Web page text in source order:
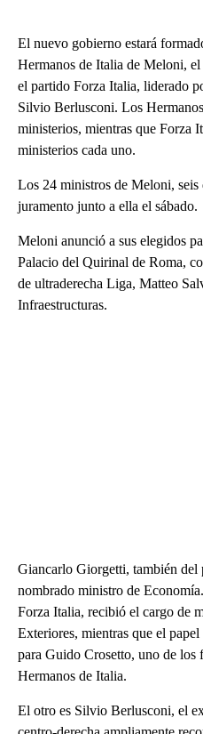
El nuevo gobierno estará
Hermanos de Italia de Meloni,
el partido Forza Italia, liderado
Silvio Berlusconi. Los
ministerios, mientras que Forza
ministerios cada uno.
Los 24 ministros de Meloni, seis
juramento junto a ella el sábado.
Meloni anunció a sus elegidos
Palacio del Quirinal de Roma,
de ultraderecha Liga, Matteo
Infraestructuras.
Giancarlo Giorgetti, también
nombrado ministro de
Forza Italia, recibió el cargo de
Exteriores, mientras que el
para Guido Crosetto, uno de los
Hermanos de Italia.
El otro es Silvio Berlusconi, el